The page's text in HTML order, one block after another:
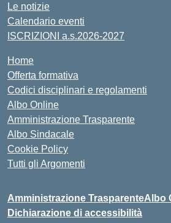
Le notizie
Calendario eventi
ISCRIZIONI a.s.2026-2027
Home
Offerta formativa
Codici disciplinari e regolamenti
Albo Online
Amministrazione Trasparente
Albo Sindacale
Cookie Policy
Tutti gli Argomenti
Amministrazione TrasparenteAlbo
Dichiarazione di accessibilità